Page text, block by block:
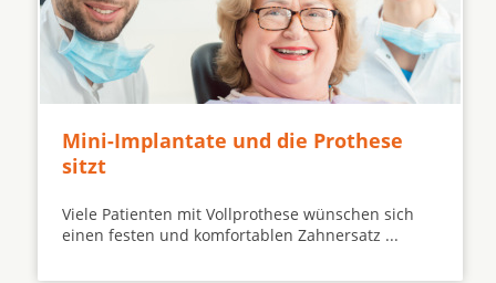
Mini-Implantate und die Prothese
sitzt
Viele Patienten mit Vollprothese wünschen sich
einen festen und komfortablen Zahnersatz ...